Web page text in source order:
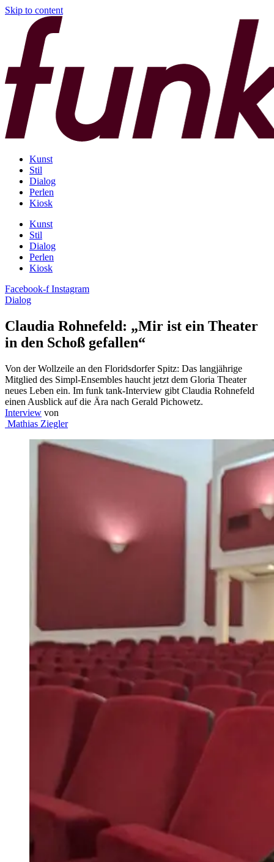
Skip to content
Kunst
Stil
Dialog
Perlen
Kiosk
Kunst
Stil
Dialog
Perlen
Kiosk
Facebook-f Instagram
Dialog
Claudia Rohnefeld: „Mir ist ein Theater
in den Schoß gefallen“
Von der Wollzeile an den Floridsdorfer Spitz: Das langjährige
Mitglied des Simpl-Ensembles haucht jetzt dem Gloria Theater
neues Leben ein. Im funk tank-Interview gibt Claudia Rohnefeld
einen Ausblick auf die Ära nach Gerald Pichowetz.
Interview von
Mathias Ziegler